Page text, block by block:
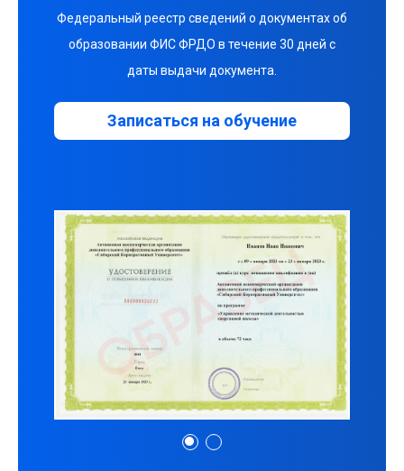
Федеральный реестр сведений о документах об
образовании ФИС ФРДО в течение 30 дней с
даты выдачи документа.
Записаться на обучение